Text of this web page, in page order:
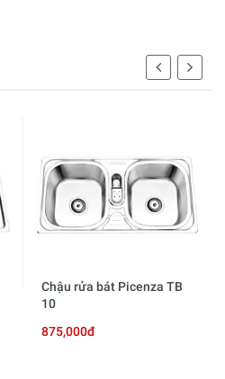
Chậu rửa bát Picenza TB
10
875,000đ